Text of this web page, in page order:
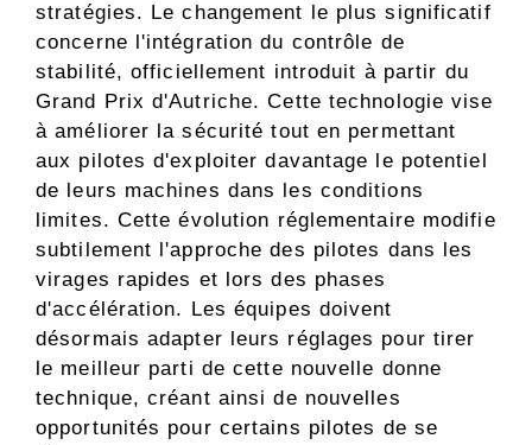
stratégies. Le changement le plus significatif
concerne l'intégration du contrôle de
stabilité, officiellement introduit à partir du
Grand Prix d'Autriche. Cette technologie vise
à améliorer la sécurité tout en permettant
aux pilotes d'exploiter davantage le potentiel
de leurs machines dans les conditions
limites. Cette évolution réglementaire modifie
subtilement l'approche des pilotes dans les
virages rapides et lors des phases
d'accélération. Les équipes doivent
désormais adapter leurs réglages pour tirer
le meilleur parti de cette nouvelle donne
technique, créant ainsi de nouvelles
opportunités pour certains pilotes de se